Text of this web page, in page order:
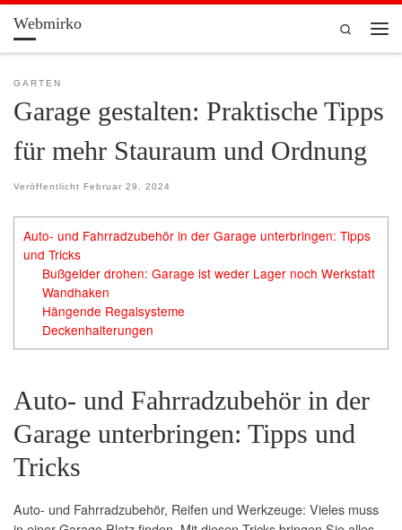
Zum Inhalt springen
Webmirko
Search
GARTEN
Garage gestalten: Praktische Tipps
für mehr Stauraum und Ordnung
Veröffentlicht Februar 29, 2024
Auto- und Fahrradzubehör in der Garage unterbringen: Tipps
und Tricks
Bußgelder drohen: Garage ist weder Lager noch Werkstatt
Wandhaken
Hängende Regalsysteme
Deckenhalterungen
Auto- und Fahrradzubehör in der
Garage unterbringen: Tipps und
Tricks
Auto- und Fahrradzubehör, Reifen und Werkzeuge: Vieles muss